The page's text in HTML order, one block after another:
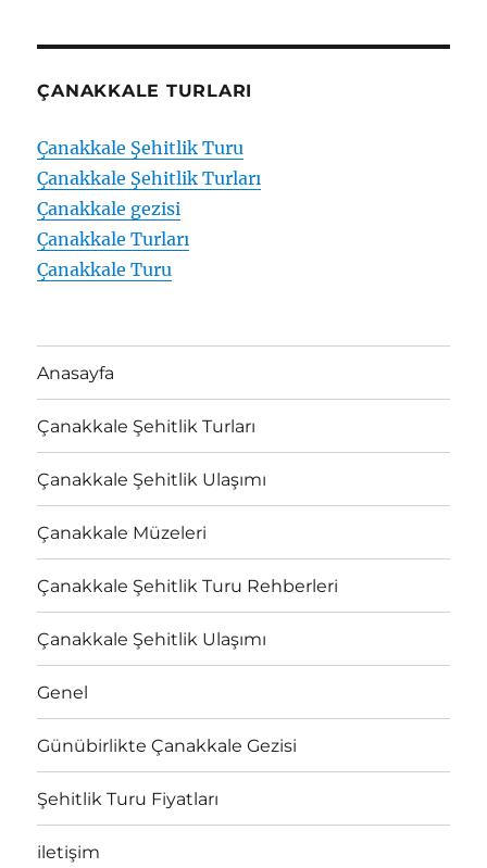
ÇANAKKALE TURLARI
Çanakkale Şehitlik Turu
Çanakkale Şehitlik Turları
Çanakkale gezisi
Çanakkale Turları
Çanakkale Turu
Anasayfa
Çanakkale Şehitlik Turları
Çanakkale Şehitlik Ulaşımı
Çanakkale Müzeleri
Çanakkale Şehitlik Turu Rehberleri
Çanakkale Şehitlik Ulaşımı
Genel
Günübirlikte Çanakkale Gezisi
Şehitlik Turu Fiyatları
iletişim